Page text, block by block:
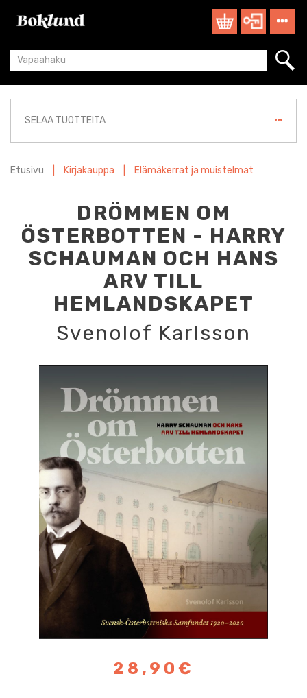
SELAA TUOTTEITA
Etusivu Kirjakauppa Elämäkerrat ja muistelmat
DRÖMMEN OM
ÖSTERBOTTEN - HARRY
SCHAUMAN OCH HANS
ARV TILL
HEMLANDSKAPET
Svenolof Karlsson
28,90€